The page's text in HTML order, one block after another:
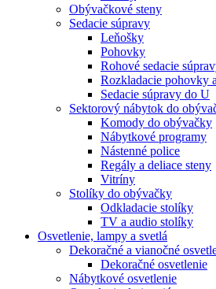
Obývačkové steny
Sedacie súpravy
Leňošky
Pohovky
Rohové sedacie
Rozkladacie pohovky
Sedacie súpravy do U
Sektorový nábytok do
Komody do obývačky
Nábytkové programy
Nástenné police
Regály a deliace steny
Vitríny
Stolíky do obývačky
Odkladacie stolíky
TV a audio stolíky
Osvetlenie, lampy a svetlá
Dekoračné a vianočné
Dekoračné osvetlenie
Nábytkové osvetlenie